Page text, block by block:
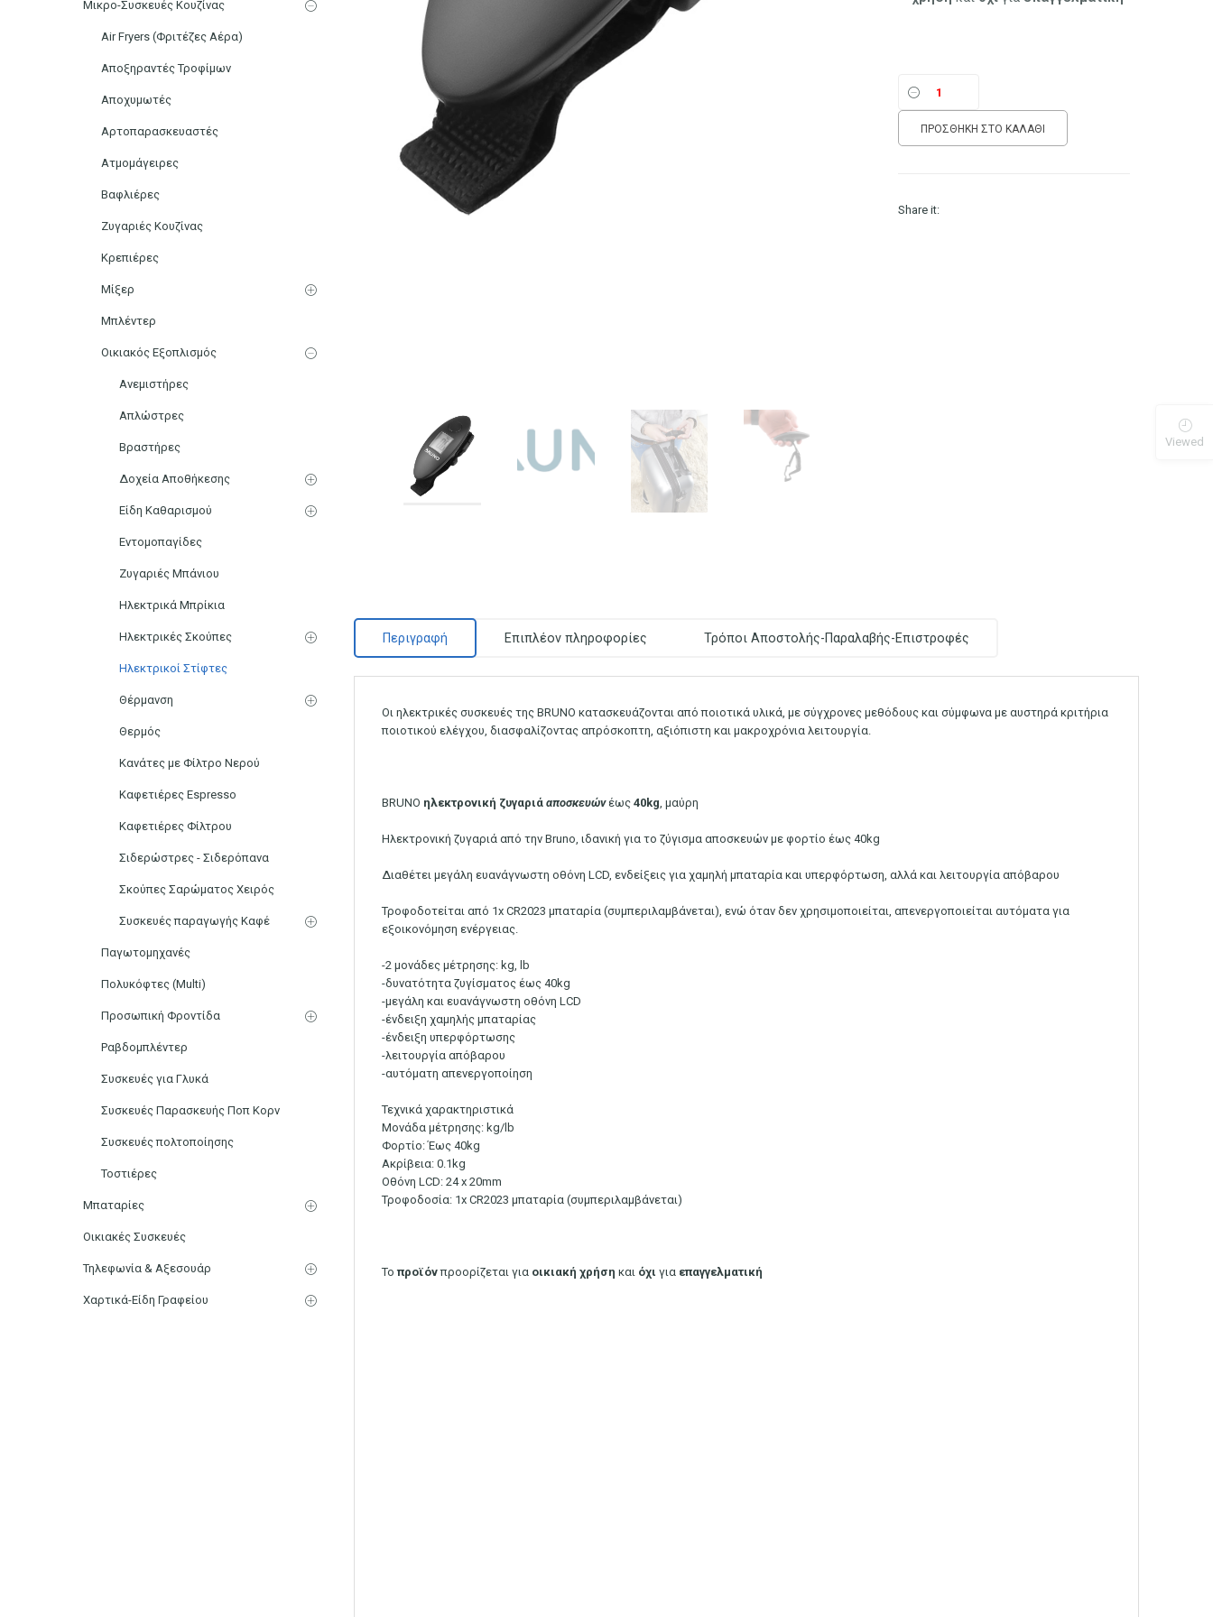
ΠΡΟΣΘΉΚΗ ΣΤΟ ΚΑΛΆΘΙ
Share it:
Περιγραφή Επιπλέον πληροφορίες Τρόποι Αποστολής-Παραλαβής-Επιστροφές
Οι ηλεκτρικές συσκευές της BRUNO κατασκευάζονται από ποιοτικά υλικά, με σύγχρονες μεθόδους και σύμφωνα με αυστηρά κριτήρια
ποιοτικού ελέγχου, διασφαλίζοντας απρόσκοπτη, αξιόπιστη και μακρoχρόνια λειτουργία.
BRUNO ηλεκτρονική ζυγαριά αποσκευών έως 40kg, μαύρη
Ηλεκτρονική ζυγαριά από την Bruno, ιδανική για το ζύγισμα αποσκευών με φορτίο έως 40kg
Διαθέτει μεγάλη ευανάγνωστη οθόνη LCD, ενδείξεις για χαμηλή μπαταρία και υπερφόρτωση, αλλά και λειτουργία απόβαρου
Τροφοδοτείται από 1x CR2023 μπαταρία (συμπεριλαμβάνεται), ενώ όταν δεν χρησιμοποιείται, απενεργοποιείται αυτόματα για
εξοικονόμηση ενέργειας.
-2 μονάδες μέτρησης: kg, lb
-δυνατότητα ζυγίσματος έως 40kg
-μεγάλη και ευανάγνωστη οθόνη LCD
-ένδειξη χαμηλής μπαταρίας
-ένδειξη υπερφόρτωσης
-λειτουργία απόβαρου
-αυτόματη απενεργοποίηση
Τεχνικά χαρακτηριστικά
Μονάδα μέτρησης: kg/lb
Φορτίο: Έως 40kg
Ακρίβεια: 0.1kg
Οθόνη LCD: 24 x 20mm
Τροφοδοσία: 1x CR2023 μπαταρία (συμπεριλαμβάνεται)
Τοπροϊόνπροορίζεται για οικιακή χρήση και όχι για επαγγελματική
Μικρο-Συσκευές Κουζίνας
Air Fryers (Φριτέζες Αέρα)
Αποξηραντές Τροφίμων
Αποχυμωτές
Αρτοπαρασκευαστές
Ατμομάγειρες
Βαφλιέρες
Ζυγαριές Κουζίνας
Κρεπιέρες
Μίξερ
Μπλέντερ
Οικιακός Εξοπλισμός
Ανεμιστήρες
Απλώστρες
Βραστήρες
Δοχεία Αποθήκεσης
Είδη Καθαρισμού
Εντομοπαγίδες
Ζυγαριές Μπάνιου
Ηλεκτρικά Μπρίκια
Ηλεκτρικές Σκούπες
Ηλεκτρικοί Στίφτες
Θέρμανση
Θερμός
Κανάτες με Φίλτρο Νερού
Καφετιέρες Espresso
Καφετιέρες Φίλτρου
Σιδερώστρες - Σιδερόπανα
Σκούπες Σαρώματος Χειρός
Συσκευές παραγωγής Καφέ
Παγωτομηχανές
Πολυκόφτες (Multi)
Προσωπική Φροντίδα
Ραβδομπλέντερ
Συσκευές για Γλυκά
Συσκευές Παρασκευής Ποπ Κορν
Συσκευές πολτοποίησης
Τοστιέρες
Μπαταρίες
Οικιακές Συσκευές
Τηλεφωνία & Αξεσουάρ
Χαρτικά-Είδη Γραφείου
Viewed